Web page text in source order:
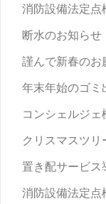
消防設備法定点
断水のお知らせ
謹んで新春のお
年末年始のゴミ
コンシェルジェ
クリスマスツ
置き配サービス
消防設備法定点